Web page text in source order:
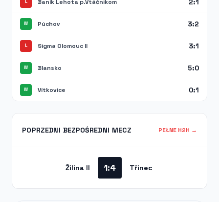
L Baník Lehota p.Vtáčnikom 2:1
W Púchov 3:2
L Sigma Olomouc II 3:1
W Blansko 5:0
W Vítkovice 0:1
POPRZEDNI BEZPOŚREDNI MECZ PEŁNE H2H →
Žilina II 1:4 Třinec